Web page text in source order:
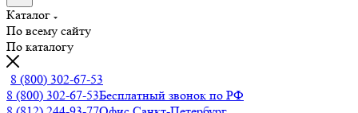
Каталог
По всему сайту
По каталогу
8 (800) 302-67-53
8 (800) 302-67-53Бесплатный звонок по РФ